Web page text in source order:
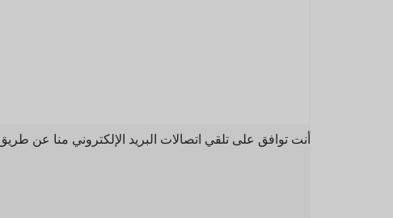
أنت توافق على تلقي اتصالات البريد الإلكتروني منا عن